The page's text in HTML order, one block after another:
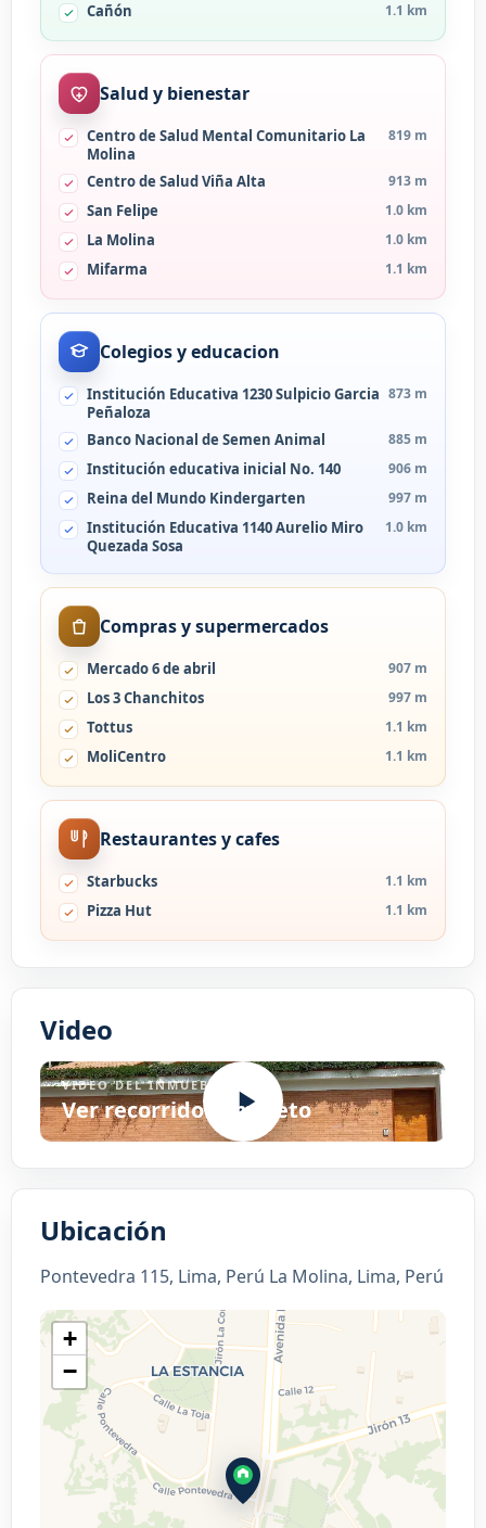
Cañón 1.1 km
Salud y bienestar
Centro de Salud Mental Comunitario La
Molina
819 m
Centro de Salud Viña Alta 913 m
San Felipe 1.0 km
La Molina 1.0 km
Mifarma 1.1 km
Colegios y educacion
Institución Educativa 1230 Sulpicio Garcia
Peñaloza
873 m
Banco Nacional de Semen Animal 885 m
Institución educativa inicial No. 140 906 m
Reina del Mundo Kindergarten 997 m
Institución Educativa 1140 Aurelio Miro
Quezada Sosa
1.0 km
Compras y supermercados
Mercado 6 de abril 907 m
Los 3 Chanchitos 997 m
Tottus 1.1 km
MoliCentro 1.1 km
Restaurantes y cafes
Starbucks 1.1 km
Pizza Hut 1.1 km
Video
VIDEO DEL INMUEBLE
Ver recorrido completo
Ubicación
Pontevedra 115, Lima, Perú La Molina, Lima, Perú
+
−